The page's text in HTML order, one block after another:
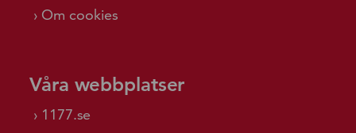
Om cookies
Våra webbplatser
1177.se